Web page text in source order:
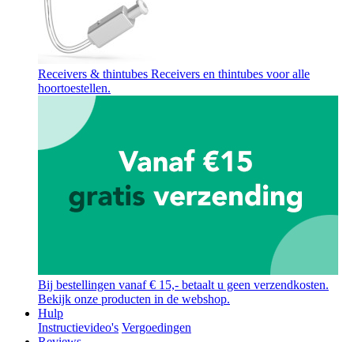
Receivers & thintubes Receivers en thintubes voor alle
hoortoestellen.
Bij bestellingen vanaf € 15,- betaalt u geen verzendkosten.
Bekijk onze producten in de webshop.
Hulp
Instructievideo's Vergoedingen